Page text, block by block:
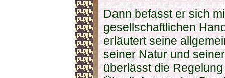
Dann befasst er sich
gesellschaftlichen
erläutert seine
seiner Natur und
überlässt die